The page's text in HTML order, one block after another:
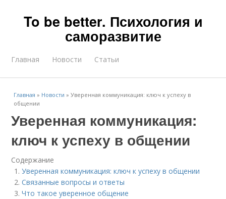
To be better. Психология и
саморазвитие
Главная Новости Статьи
Главная » Новости »Уверенная коммуникация: ключ к успеху в
общении
Уверенная коммуникация:
ключ к успеху в общении
Содержание
Уверенная коммуникация: ключ к успеху в общении
Связанные вопросы и ответы
Что такое уверенное общение